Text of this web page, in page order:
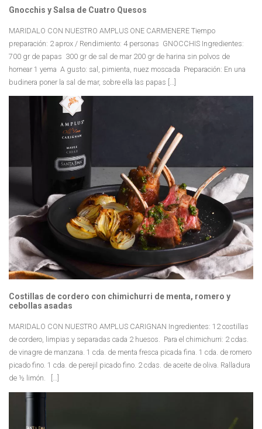
Gnocchis y Salsa de Cuatro Quesos
MARIDALO CON NUESTRO AMPLUS ONE CARMENERE Tiempo
preparación: 2 aprox / Rendimiento: 4 personas GNOCCHIS Ingredientes:
700 gr de papas 300 gr de sal de mar 200 gr de harina sin polvos de
hornear 1 yema A gusto: sal, pimienta, nuez moscada Preparación: En una
budinera poner la sal de mar, sobre ella las papas […]
Costillas de cordero con chimichurri de menta, romero y
cebollas asadas
MARIDALO CON NUESTRO AMPLUS CARIGNAN Ingredientes: 12 costillas
de cordero, limpias y separadas cada 2 huesos. Para el chimichurri: 2 cdas.
de vinagre de manzana. 1 cda. de menta fresca picada fina. 1 cda. de romero
picado fino. 1 cda. de perejil picado fino. 2 cdas. de aceite de oliva. Ralladura
de ½ limón. […]